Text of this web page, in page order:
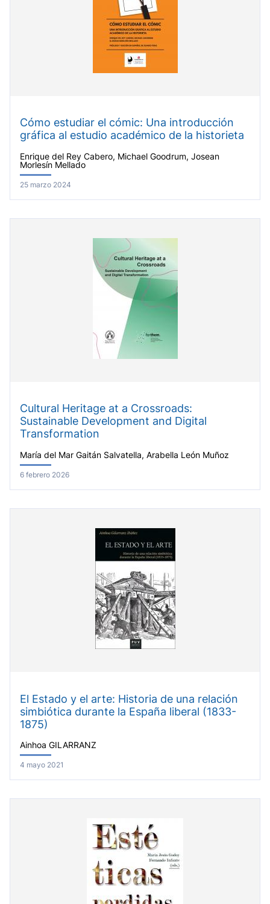
Cómo estudiar el cómic: Una introducción
gráfica al estudio académico de la historieta
Enrique del Rey Cabero, Michael Goodrum, Josean
Morlesín Mellado
25 marzo 2024
Cultural Heritage at a Crossroads:
Sustainable Development and Digital
Transformation
María del Mar Gaitán Salvatella, Arabella León Muñoz
6 febrero 2026
El Estado y el arte: Historia de una relación
simbiótica durante la España liberal (1833-
1875)
Ainhoa GILARRANZ
4 mayo 2021